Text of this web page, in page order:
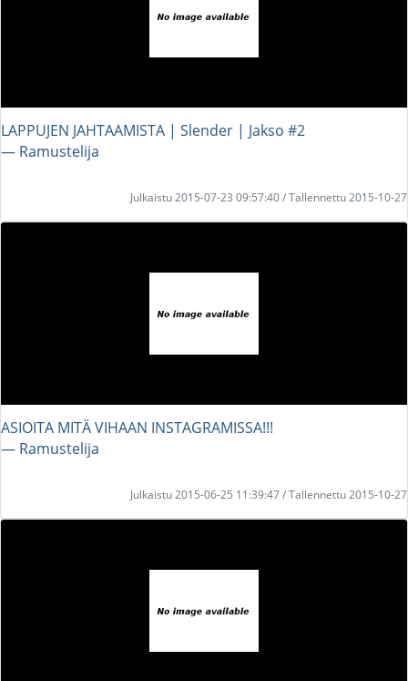
LAPPUJEN JAHTAAMISTA | Slender | Jakso #2
― Ramustelija
Julkaistu 2015-07-23 09:57:40 / Tallennettu 2015-10-27
ASIOITA MITÄ VIHAAN INSTAGRAMISSA!!!
― Ramustelija
Julkaistu 2015-06-25 11:39:47 / Tallennettu 2015-10-27